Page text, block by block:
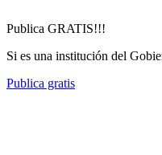
Publica GRATIS!!!
Si es una institución del
Publica gratis